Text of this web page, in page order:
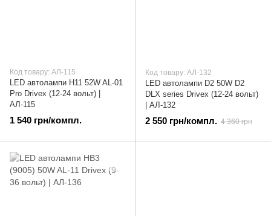
Код товару: АЛ-115
LED автолампи H11 52W AL-01
Pro Drivex (12-24 вольт) |
АЛ-115
1 540 грн/компл.
Код товару: АЛ-132
LED автолампи D2 50W D2
DLX series Drivex (12-24 вольт)
| АЛ-132
2 550 грн/компл. 4 360 грн